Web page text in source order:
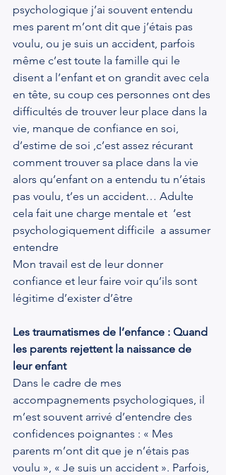
psychologique j’ai souvent entendu
mes parent m’ont dit que j’étais pas
voulu, ou je suis un accident, parfois
même c’est toute la famille qui le
disent a l’enfant et on grandit avec cela
en tête, su coup ces personnes ont des
difficultés de trouver leur place dans la
vie, manque de confiance en soi,
d’estime de soi ,c’est assez récurant
comment trouver sa place dans la vie
alors qu’enfant on a entendu tu n’étais
pas voulu, t’es un accident… Adulte
cela fait une charge mentale et  ‘est
psychologiquement difficile  a assumer
entendre
Mon travail est de leur donner
confiance et leur faire voir qu’ils sont
légitime d’exister d’être
Les traumatismes de l’enfance : Quand
les parents rejettent la naissance de
leur enfant
Dans le cadre de mes
accompagnements psychologiques, il
m’est souvent arrivé d’entendre des
confidences poignantes : « Mes
parents m’ont dit que je n’étais pas
voulu », « Je suis un accident ». Parfois,